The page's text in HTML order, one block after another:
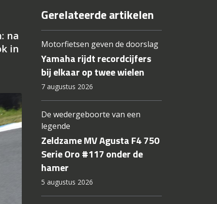
na
in
Gerelateerde artikelen
Motorfietsen geven de doorslag
Yamaha rijdt recordcijfers
bij elkaar op twee wielen
7 augustus 2026
De wedergeboorte van een
legende
Zeldzame MV Agusta F4 750
Serie Oro #117 onder de
hamer
5 augustus 2026